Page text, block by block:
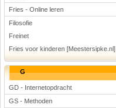
Fries - Online leren
Filosofie
Freinet
Fries voor kinderen [Meestersipke.nl]
G
GD - Internetopdracht
GS - Methoden